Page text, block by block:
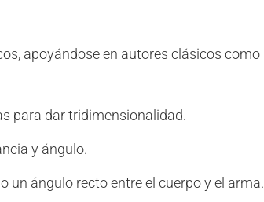
apoyándose en autores clásicos como
para dar tridimensionalidad.
y ángulo.
un ángulo recto entre el cuerpo y el arma.